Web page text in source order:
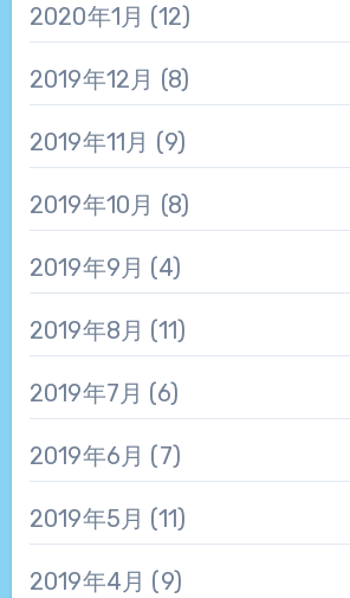
2020年1月 (12)
2019年12月 (8)
2019年11月 (9)
2019年10月 (8)
2019年9月 (4)
2019年8月 (11)
2019年7月 (6)
2019年6月 (7)
2019年5月 (11)
2019年4月 (9)